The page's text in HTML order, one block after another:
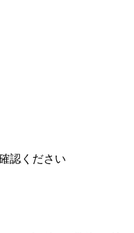
認ください